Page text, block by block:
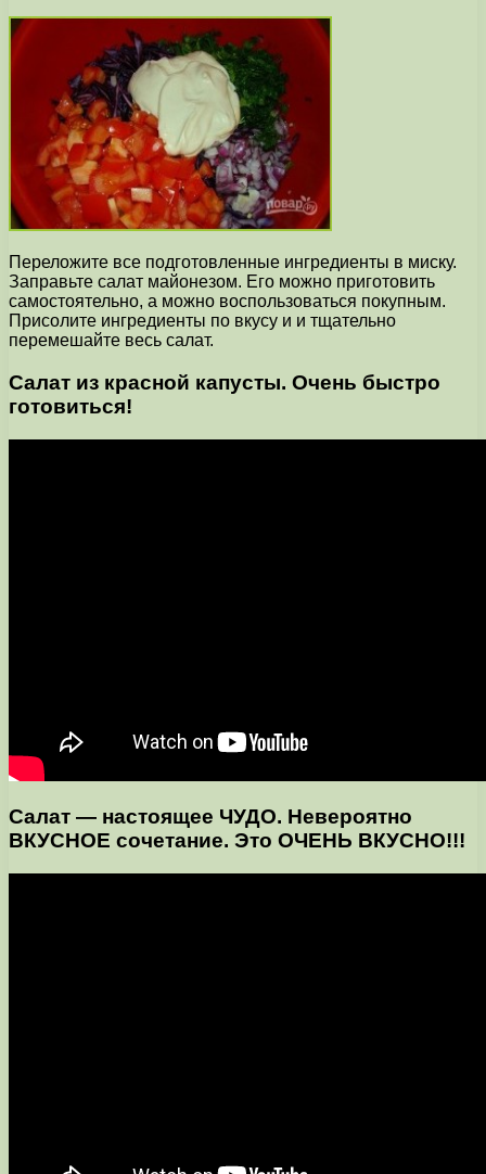
Переложите все подготовленные ингредиенты в миску.
Заправьте салат майонезом. Его можно приготовить
самостоятельно, а можно воспользоваться покупным.
Присолите ингредиенты по вкусу и и тщательно
перемешайте весь салат.
Салат из красной капусты. Очень быстро
готовиться!
Салат — настоящее ЧУДО. Невероятно
ВКУСНОЕ сочетание. Это ОЧЕНЬ ВКУСНО!!!